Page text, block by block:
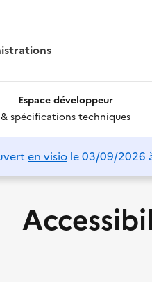
Espace développeur
& spécifications techniques
en visio le 03/09/2026